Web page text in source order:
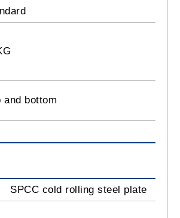
and bottom
SPCC cold rolling steel plate